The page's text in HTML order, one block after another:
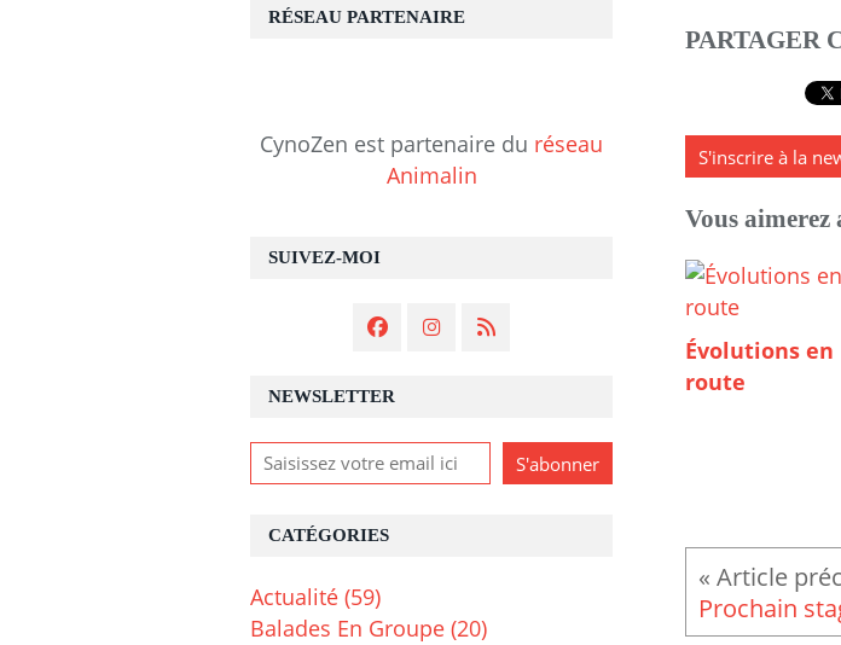
PARTAGER
S'inscrire à la
Vous aimerez
Évolutions en
route
NEWSLETTER
SUIVEZ-MOI
CATÉGORIES
Actualité (59)
Balades En Groupe (20)
RÉSEAU PARTENAIRE
CynoZen est partenaire du réseau
Animalin